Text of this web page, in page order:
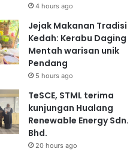
4 hours ago
Jejak Makanan Tradisi
Kedah: Kerabu Daging
Mentah warisan unik
Pendang
5 hours ago
TeSCE, STML terima
kunjungan Hualang
Renewable Energy Sdn.
Bhd.
20 hours ago